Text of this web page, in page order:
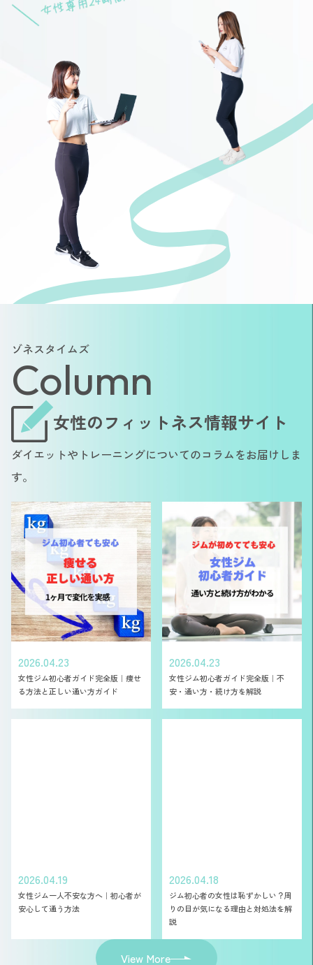
ゾネスタイムズ
Column
女性のフィットネス情報サイト
ダイエットやトレーニングについてのコラムをお届けしま
す。
2026.04.23
女性ジム初心者ガイド完全版｜痩せ
る方法と正しい通い方ガイド
2026.04.23
女性ジム初心者ガイド完全版｜不
安・通い方・続け方を解説
2026.04.19
女性ジム一人不安な方へ｜初心者が
安心して通う方法
2026.04.18
ジム初心者の女性は恥ずかしい？周
りの目が気になる理由と対処法を解
説
View More